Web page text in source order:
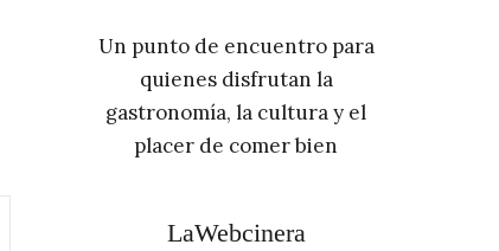
Un punto de encuentro para
quienes disfrutan la
gastronomía, la cultura y el
placer de comer bien
LaWebcinera